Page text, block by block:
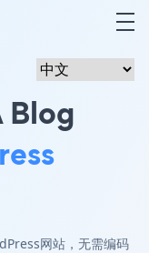
Blog
网站，无需编码